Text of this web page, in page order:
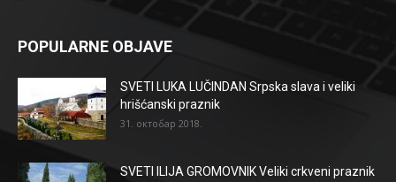
POPULARNE OBJAVE
SVETI LUKA LUČINDAN Srpska slava i veliki
hrišćanski praznik
31. октобар 2018.
SVETI ILIJA GROMOVNIK Veliki crkveni praznik